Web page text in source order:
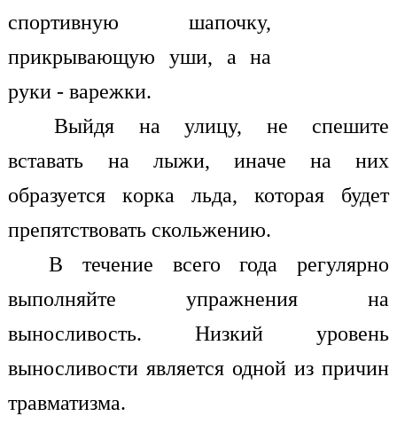
спортивную шапочку,
прикрывающую уши, а на
руки - варежки.
Выйдя на улицу, не спешите
вставать на лыжи, иначе на них
образуется корка льда, которая будет
препятствовать скольжению.
В течение всего года регулярно
выполняйте упражнения на
выносливость. Низкий уровень
выносливости является одной из причин
травматизма.